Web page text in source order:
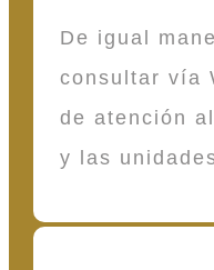
De igual
consultar vía
de atención
y las